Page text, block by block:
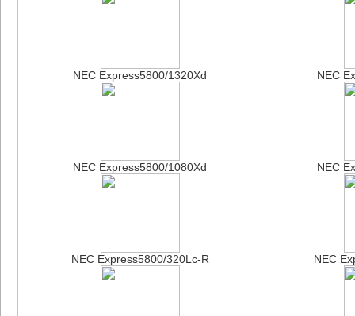
NEC Express5800/1320Xd NEC
NEC Express5800/1080Xd NEC
NEC Express5800/320Lc-R NEC